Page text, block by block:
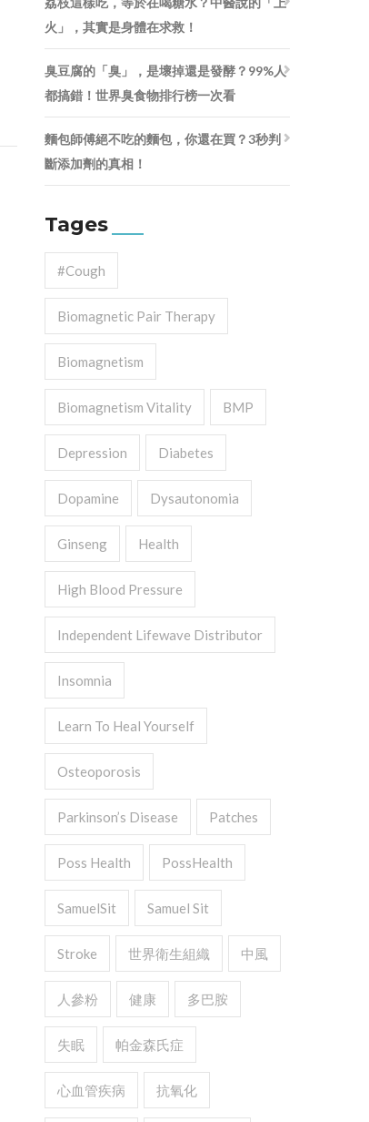
火」，其實是身體在求救！
臭豆腐的「臭」，是壞掉還是發酵？99%人
都搞錯！世界臭食物排行榜一次看
麵包師傅絕不吃的麵包，你還在買？3秒判
斷添加劑的真相！
Tages
#cough
Biomagnetic Pair Therapy
Biomagnetism
Biomagnetism Vitality BMP
Depression Diabetes
Dopamine Dysautonomia
Ginseng Health
High Blood Pressure
Independent Lifewave Distributor
Insomnia
Learn To Heal Yourself
Osteoporosis
Parkinson’s Disease Patches
Poss Health PossHealth
SamuelSit Samuel Sit
Stroke 世界衛生組織 中風
人參粉 健康 多巴胺
失眠 帕金森氏症
心血管疾病 抗氧化